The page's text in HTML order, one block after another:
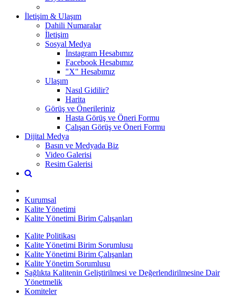
İletişim & Ulaşım
Dahili Numaralar
İletişim
Sosyal Medya
İnstagram Hesabımız
Facebook Hesabımız
"X" Hesabımız
Ulaşım
Nasıl Gidilir?
Harita
Görüş ve Önerileriniz
Hasta Görüş ve Öneri Formu
Çalışan Görüş ve Öneri Formu
Dijital Medya
Basın ve Medyada Biz
Video Galerisi
Resim Galerisi
Kurumsal
Kalite Yönetimi
Kalite Yönetimi Birim Çalışanları
Kalite Politikası
Kalite Yönetimi Birim Sorumlusu
Kalite Yönetimi Birim Çalışanları
Kalite Yönetim Sorumlusu
Sağlıkta Kalitenin Geliştirilmesi ve Değerlendirilmesine Dair
Yönetmelik
Komiteler